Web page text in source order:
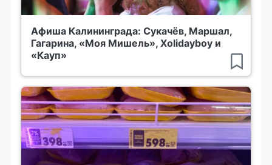
Афиша Калининграда: Сукачёв, Маршал,
Гагарина, «Моя Мишель», Xolidayboy и
«Кауп»